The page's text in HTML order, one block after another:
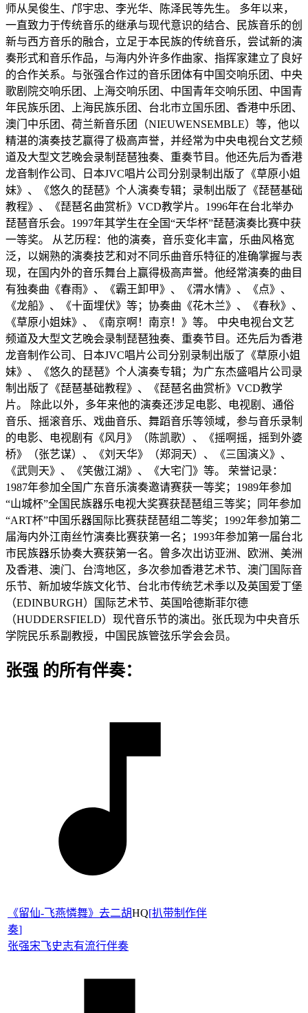
师从吴俊生、邝宇忠、李光华、陈泽民等先生。 多年以来，
一直致力于传统音乐的继承与现代意识的结合、民族音乐的创
新与西方音乐的融合，立足于本民族的传统音乐，尝试新的演
奏形式和音乐作品，与海内外许多作曲家、指挥家建立了良好
的合作关系。与张强合作过的音乐团体有中国交响乐团、中央
歌剧院交响乐团、上海交响乐团、中国青年交响乐团、中国青
年民族乐团、上海民族乐团、台北市立国乐团、香港中乐团、
澳门中乐团、荷兰新音乐团（NIEUWENSEMBLE）等，他以
精湛的演奏技艺赢得了极高声誉，并经常为中央电视台文艺频
道及大型文艺晚会录制琵琶独奏、重奏节目。他还先后为香港
龙音制作公司、日本JVC唱片公司分别录制出版了《草原小姐
妹》、《悠久的琵琶》个人演奏专辑；录制出版了《琵琶基础
教程》、《琵琶名曲赏析》VCD教学片。1996年在台北举办
琵琶音乐会。1997年其学生在全国“天华杯”琵琶演奏比赛中获
一等奖。 从艺历程：他的演奏，音乐变化丰富，乐曲风格宽
泛，以娴熟的演奏技艺和对不同乐曲音乐特征的准确掌握与表
现，在国内外的音乐舞台上赢得极高声誉。他经常演奏的曲目
有独奏曲《春雨》、《霸王卸甲》、《渭水情》、《点》、
《龙船》、《十面埋伏》等；协奏曲《花木兰》、《春秋》、
《草原小姐妹》、《南京啊！南京！》等。 中央电视台文艺
频道及大型文艺晚会录制琵琶独奏、重奏节目。还先后为香港
龙音制作公司、日本JVC唱片公司分别录制出版了《草原小姐
妹》、《悠久的琵琶》个人演奏专辑；为广东杰盛唱片公司录
制出版了《琵琶基础教程》、《琵琶名曲赏析》VCD教学
片。 除此以外，多年来他的演奏还涉足电影、电视剧、通俗
音乐、摇滚音乐、戏曲音乐、舞蹈音乐等领域，参与音乐录制
的电影、电视剧有《风月》（陈凯歌）、《摇啊摇，摇到外婆
桥》（张艺谋）、《刘天华》（郑洞天）、《三国演义》、
《武则天》、《笑傲江湖》、《大宅门》等。 荣誉记录：
1987年参加全国广东音乐演奏邀请赛获一等奖；1989年参加
“山城杯”全国民族器乐电视大奖赛获琵琶组三等奖；同年参加
“ART杯”中国乐器国际比赛获琵琶组二等奖；1992年参加第二
届海内外江南丝竹演奏比赛获第一名；1993年参加第一届台北
市民族器乐协奏大赛获第一名。曾多次出访亚洲、欧洲、美洲
及香港、澳门、台湾地区，多次参加香港艺术节、澳门国际音
乐节、新加坡华族文化节、台北市传统艺术季以及英国爱丁堡
（EDINBURGH）国际艺术节、英国哈德斯菲尔德
（HUDDERSFIELD）现代音乐节的演出。张氏现为中央音乐
学院民乐系副教授，中国民族管弦乐学会会员。
张强 的所有伴奏：
《留仙-飞燕憐舞》去二胡HQ[扒带制作伴
奏]
张强宋飞史志有流行伴奏